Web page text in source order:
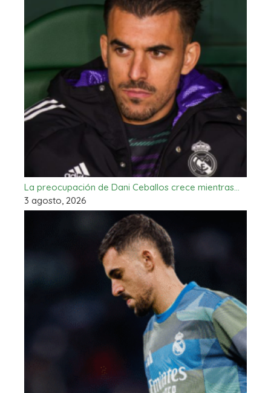
La preocupación de Dani Ceballos crece mientras…
3 agosto, 2026